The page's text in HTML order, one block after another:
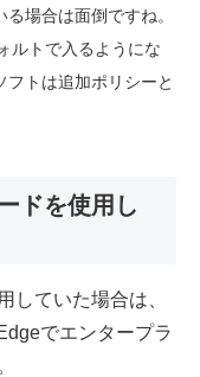
場合は面倒ですね。
ルトで入るようにな
トは追加ポリシーと
ドを使用し
していた場合は、
でエンタープラ